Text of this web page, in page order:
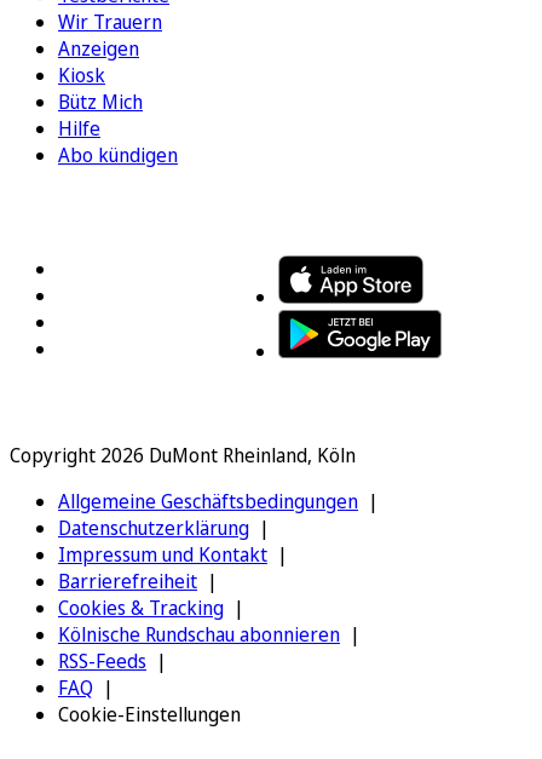
Wir Trauern
Anzeigen
Kiosk
Bütz Mich
Hilfe
Abo kündigen
Copyright 2026 DuMont Rheinland, Köln
Allgemeine Geschäftsbedingungen
Datenschutzerklärung
Impressum und Kontakt
Barrierefreiheit
Cookies & Tracking
Kölnische Rundschau abonnieren
RSS-Feeds
FAQ
Cookie-Einstellungen